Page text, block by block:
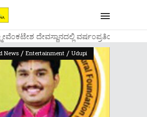
ದೇವಸ್ಥಾನದಲ್ಲಿ ವರ್ಷ೦ಪ್ರತಿಯ
News / Entertainment / Udupi